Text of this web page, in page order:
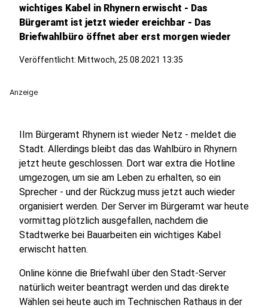
wichtiges Kabel in Rhynern erwischt - Das
Bürgeramt ist jetzt wieder ereichbar - Das
Briefwahlbüro öffnet aber erst morgen wieder
Veröffentlicht: Mittwoch, 25.08.2021 13:35
Anzeige
IIm Bürgeramt Rhynern ist wieder Netz - meldet die
Stadt. Allerdings bleibt das das Wahlbüro in Rhynern
jetzt heute geschlossen. Dort war extra die Hotline
umgezogen, um sie am Leben zu erhalten, so ein
Sprecher - und der Rückzug muss jetzt auch wieder
organisiert werden. Der Server im Bürgeramt war heute
vormittag plötzlich ausgefallen, nachdem die
Stadtwerke bei Bauarbeiten ein wichtiges Kabel
erwischt hatten.
Online könne die Briefwahl über den Stadt-Server
natürlich weiter beantragt werden und das direkte
Wählen sei heute auch im Technischen Rathaus in der